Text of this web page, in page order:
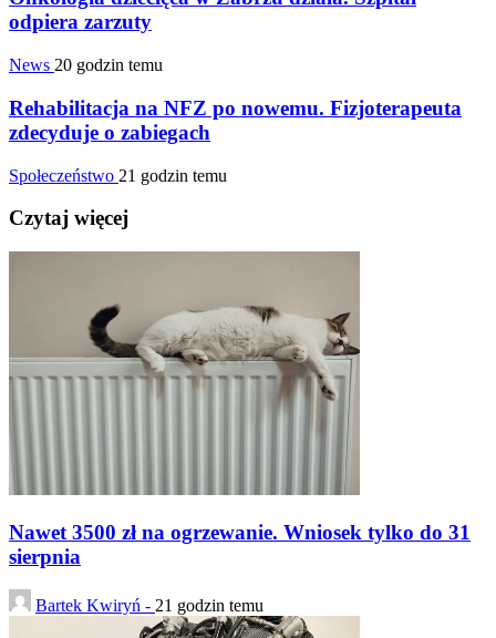
odpiera zarzuty
News 20 godzin temu
Rehabilitacja na NFZ po nowemu. Fizjoterapeuta
zdecyduje o zabiegach
Społeczeństwo 21 godzin temu
Czytaj więcej
Nawet 3500 zł na ogrzewanie. Wniosek tylko do 31
sierpnia
Bartek Kwiryń - 21 godzin temu